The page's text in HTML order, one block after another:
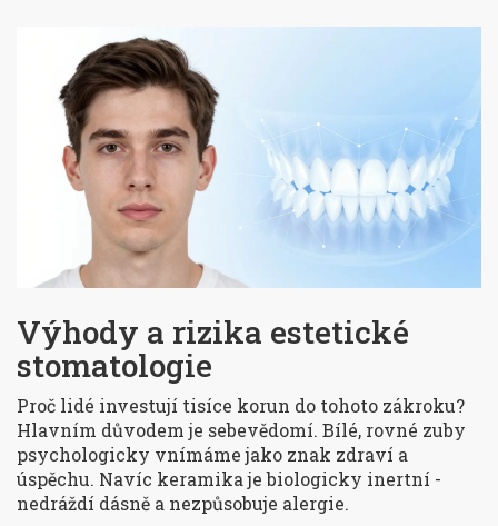
Výhody a rizika estetické
stomatologie
Proč lidé investují tisíce korun do tohoto zákroku?
Hlavním důvodem je sebevědomí. Bílé, rovné zuby
psychologicky vnímáme jako znak zdraví a
úspěchu. Navíc keramika je biologicky inertní -
nedráždí dásně a nezpůsobuje alergie.